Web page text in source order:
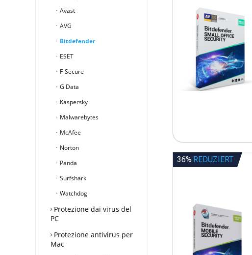
Avast
AVG
Bitdefender
ESET
F-Secure
G Data
Kaspersky
Malwarebytes
McAfee
Norton
Panda
Surfshark
Watchdog
Protezione dai virus del
PC
Protezione antivirus per
Mac
36% REDUZIERT